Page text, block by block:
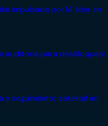
impulsada por IA líder en
auditoría para desbloquear
y seguimiento satelital en